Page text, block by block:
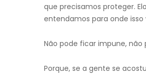
que precisamos proteger.
entendamos para onde isso
Não pode ficar impune,
Porque, se a gente se